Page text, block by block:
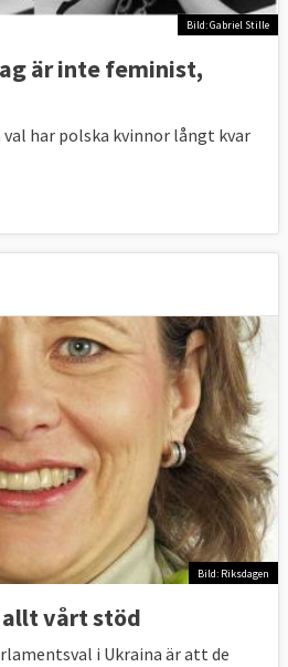
Bild: Gabriel Stille
är inte feminist,
har polska kvinnor långt kvar
Bild: Riksdagen
allt vårt stöd
i Ukraina är att de